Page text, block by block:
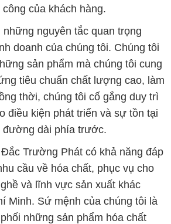
của khách hàng.
nguyên tắc quan trọng
doanh của chúng tôi. Chúng tôi
sản phẩm mà chúng tôi cung
tiêu chuẩn chất lượng cao, làm
thời, chúng tôi cố gắng duy trì
điều kiện phát triển và sự tồn tại
đường dài phía trước.
Trường Phát có khả năng đáp
cầu về hóa chất, phục vụ cho
và lĩnh vực sản xuất khác
Minh. Sứ mệnh của chúng tôi là
những sản phẩm hóa chất